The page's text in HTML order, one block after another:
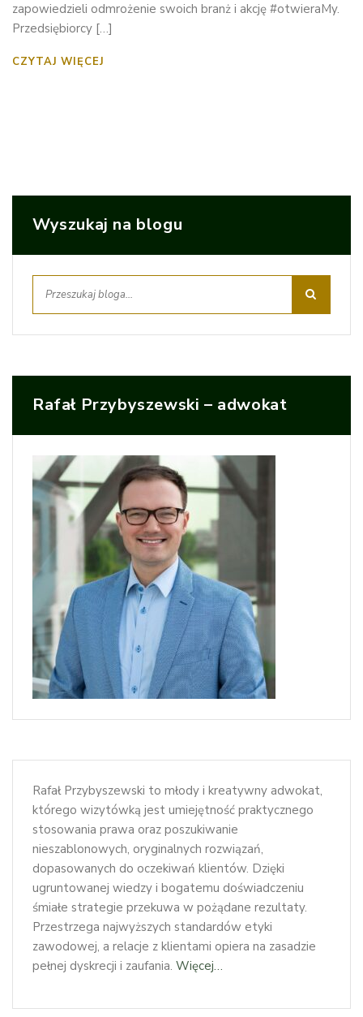
zapowiedzieli odmrożenie swoich branż i akcję #otwieraMy.
Przedsiębiorcy […]
CZYTAJ WIĘCEJ
Wyszukaj na blogu
Rafał Przybyszewski – adwokat
Rafał Przybyszewski to młody i kreatywny adwokat,
którego wizytówką jest umiejętność praktycznego
stosowania prawa oraz poszukiwanie
nieszablonowych, oryginalnych rozwiązań,
dopasowanych do oczekiwań klientów. Dzięki
ugruntowanej wiedzy i bogatemu doświadczeniu
śmiałe strategie przekuwa w pożądane rezultaty.
Przestrzega najwyższych standardów etyki
zawodowej, a relacje z klientami opiera na zasadzie
pełnej dyskrecji i zaufania. Więcej…